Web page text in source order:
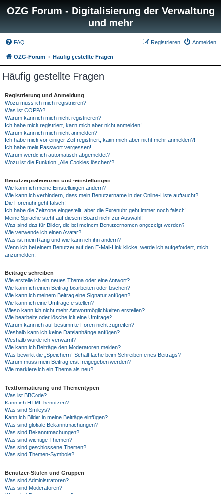
OZG Forum - Digitalisierung der Verwaltung
und mehr
FAQ Anmelden
Registrieren
OZG-Forum Häufig gestellte Fragen
Häufig gestellte Fragen
Registrierung und Anmeldung
Wozu muss ich mich registrieren?
Was ist COPPA?
Warum kann ich mich nicht registrieren?
Ich habe mich registriert, kann mich aber nicht anmelden!
Warum kann ich mich nicht anmelden?
Ich habe mich vor einiger Zeit registriert, kann mich aber nicht mehr anmelden?!
Ich habe mein Passwort vergessen!
Warum werde ich automatisch abgemeldet?
Wozu ist die Funktion „Alle Cookies löschen“?
Benutzerpräferenzen und -einstellungen
Wie kann ich meine Einstellungen ändern?
Wie kann ich verhindern, dass mein Benutzername in der Online-Liste auftaucht?
Die Forenuhr geht falsch!
Ich habe die Zeitzone eingestellt, aber die Forenuhr geht immer noch falsch!
Meine Sprache steht auf diesem Board nicht zur Auswahl!
Was sind das für Bilder, die bei meinem Benutzernamen angezeigt werden?
Wie verwende ich einen Avatar?
Was ist mein Rang und wie kann ich ihn ändern?
Wenn ich bei einem Benutzer auf den E-Mail-Link klicke, werde ich aufgefordert, mich
anzumelden.
Beiträge schreiben
Wie erstelle ich ein neues Thema oder eine Antwort?
Wie kann ich einen Beitrag bearbeiten oder löschen?
Wie kann ich meinem Beitrag eine Signatur anfügen?
Wie kann ich eine Umfrage erstellen?
Wieso kann ich nicht mehr Antwortmöglichkeiten erstellen?
Wie bearbeite oder lösche ich eine Umfrage?
Warum kann ich auf bestimmte Foren nicht zugreifen?
Weshalb kann ich keine Dateianhänge anfügen?
Weshalb wurde ich verwarnt?
Wie kann ich Beiträge den Moderatoren melden?
Was bewirkt die „Speichern“-Schaltfläche beim Schreiben eines Beitrags?
Warum muss mein Beitrag erst freigegeben werden?
Wie markiere ich ein Thema als neu?
Textformatierung und Thementypen
Was ist BBCode?
Kann ich HTML benutzen?
Was sind Smileys?
Kann ich Bilder in meine Beiträge einfügen?
Was sind globale Bekanntmachungen?
Was sind Bekanntmachungen?
Was sind wichtige Themen?
Was sind geschlossene Themen?
Was sind Themen-Symbole?
Benutzer-Stufen und Gruppen
Was sind Administratoren?
Was sind Moderatoren?